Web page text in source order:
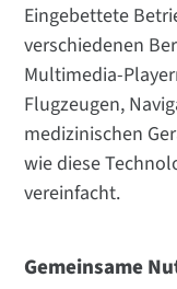
Eingebettete
verschiedenen
Multimedia-
Flugzeugen,
medizinischen
wie diese
vereinfacht.
Gemeinsame